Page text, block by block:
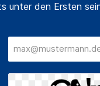
unter den Ersten